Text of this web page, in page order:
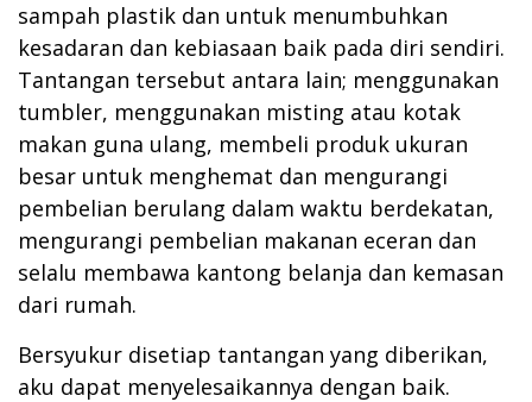
sampah plastik dan untuk menumbuhkan
kesadaran dan kebiasaan baik pada diri sendiri.
Tantangan tersebut antara lain; menggunakan
tumbler, menggunakan misting atau kotak
makan guna ulang, membeli produk ukuran
besar untuk menghemat dan mengurangi
pembelian berulang dalam waktu berdekatan,
mengurangi pembelian makanan eceran dan
selalu membawa kantong belanja dan kemasan
dari rumah.
Bersyukur disetiap tantangan yang diberikan,
aku dapat menyelesaikannya dengan baik.